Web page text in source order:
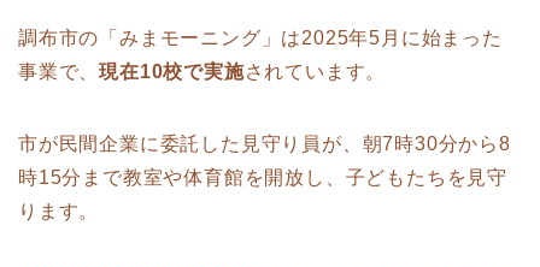
調布市の「みまモーニング」は2025年5月に始まった
事業で、現在10校で実施されています。
市が民間企業に委託した見守り員が、朝7時30分から8
時15分まで教室や体育館を開放し、子どもたちを見守
ります。